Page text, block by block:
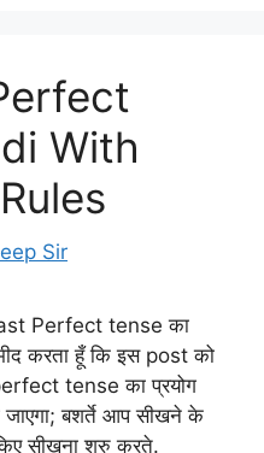
With
Sir
Perfect tense का
करता हूँ कि इस post को
tense का प्रयोग
बशर्ते आप सीखने के
किए सीखना शुरु करते.